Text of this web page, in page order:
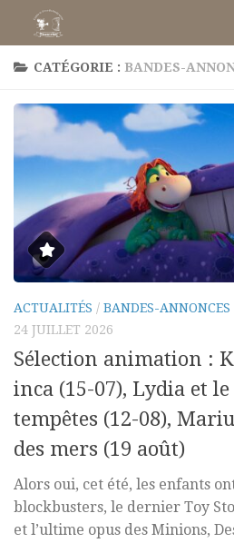
Skip to content
CATÉGORIE : BANDES-
ACTUALITÉS / BANDES-ANNONCES
24 JUILLET 2026
Sélection animation :
inca (15-07), Lydia et le
tempêtes (12-08),
des mers (19 août)
Alors oui, cet été, les enfants
blockbusters, le dernier Toy
et l’ultime opus des Minions,